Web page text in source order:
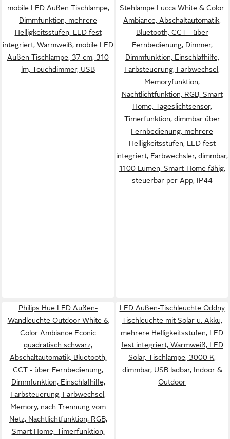
mobile LED Außen Tischlampe,
Dimmfunktion, mehrere
Helligkeitsstufen, LED fest
integriert, Warmweiß, mobile LED
Außen Tischlampe, 37 cm, 310
lm, Touchdimmer, USB
Stehlampe Lucca White & Color
Ambiance, Abschaltautomatik,
Bluetooth, CCT - über
Fernbedienung, Dimmer,
Dimmfunktion, Einschlafhilfe,
Farbsteuerung, Farbwechsel,
Memoryfunktion,
Nachtlichtfunktion, RGB, Smart
Home, Tageslichtsensor,
Timerfunktion, dimmbar über
Fernbedienung, mehrere
Helligkeitsstufen, LED fest
integriert, Farbwechsler, dimmbar,
1100 Lumen, Smart-Home fähig,
steuerbar per App, IP44
Philips Hue LED Außen-
Wandleuchte Outdoor White &
Color Ambiance Econic
quadratisch schwarz,
Abschaltautomatik, Bluetooth,
CCT - über Fernbedienung,
Dimmfunktion, Einschlafhilfe,
Farbsteuerung, Farbwechsel,
Memory, nach Trennung vom
Netz, Nachtlichtfunktion, RGB,
Smart Home, Timerfunktion,
LED Außen-Tischleuchte Oddny
Tischleuchte mit Solar u. Akku,
mehrere Helligkeitsstufen, LED
fest integriert, Warmweiß, LED
Solar, Tischlampe, 3000 K,
dimmbar, USB ladbar, Indoor &
Outdoor